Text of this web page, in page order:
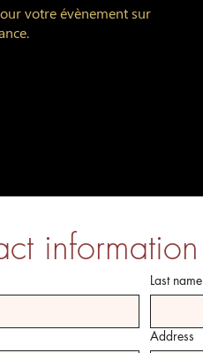
votre évènement sur
information
Last name
Address